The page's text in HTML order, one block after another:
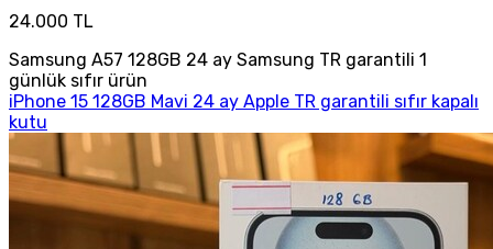
24.000 TL
Samsung A57 128GB 24 ay Samsung TR garantili 1
günlük sıfır ürün
iPhone 15 128GB Mavi 24 ay Apple TR garantili sıfır kapalı
kutu